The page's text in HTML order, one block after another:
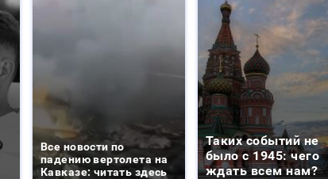
Все новости по
падению вертолета на
Кавказе: читать здесь
Таких событий не
было с 1945: чего
ждать всем нам?